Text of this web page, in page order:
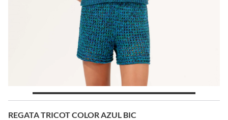
REGATA TRICOT COLOR AZUL BIC